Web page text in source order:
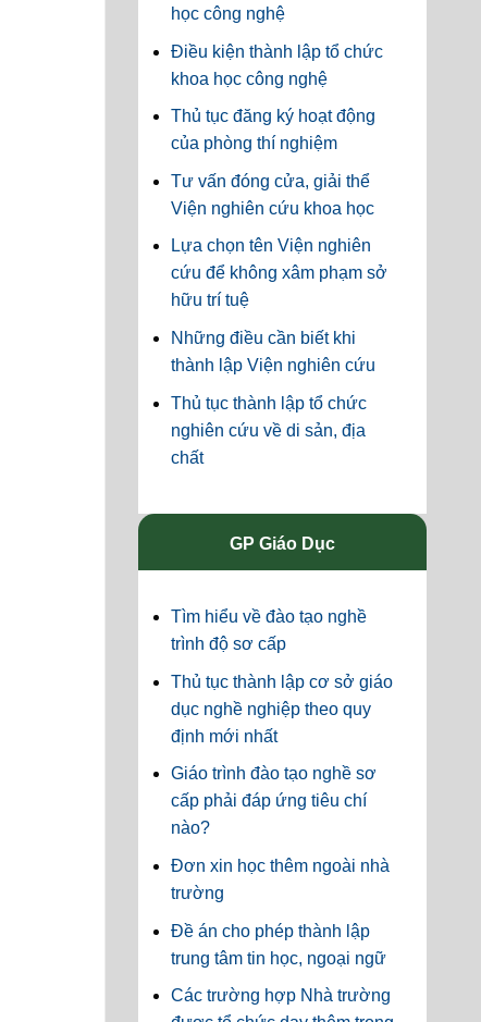
học công nghệ
Điều kiện thành lập tổ chức
khoa học công nghệ
Thủ tục đăng ký hoạt động
của phòng thí nghiệm
Tư vấn đóng cửa, giải thể
Viện nghiên cứu khoa học
Lựa chọn tên Viện nghiên
cứu để không xâm phạm sở
hữu trí tuệ
Những điều cần biết khi
thành lập Viện nghiên cứu
Thủ tục thành lập tổ chức
nghiên cứu về di sản, địa
chất
GP Giáo Dục
Tìm hiểu về đào tạo nghề
trình độ sơ cấp
Thủ tục thành lập cơ sở giáo
dục nghề nghiệp theo quy
định mới nhất
Giáo trình đào tạo nghề sơ
cấp phải đáp ứng tiêu chí
nào?
Đơn xin học thêm ngoài nhà
trường
Đề án cho phép thành lập
trung tâm tin học, ngoại ngữ
Các trường hợp Nhà trường